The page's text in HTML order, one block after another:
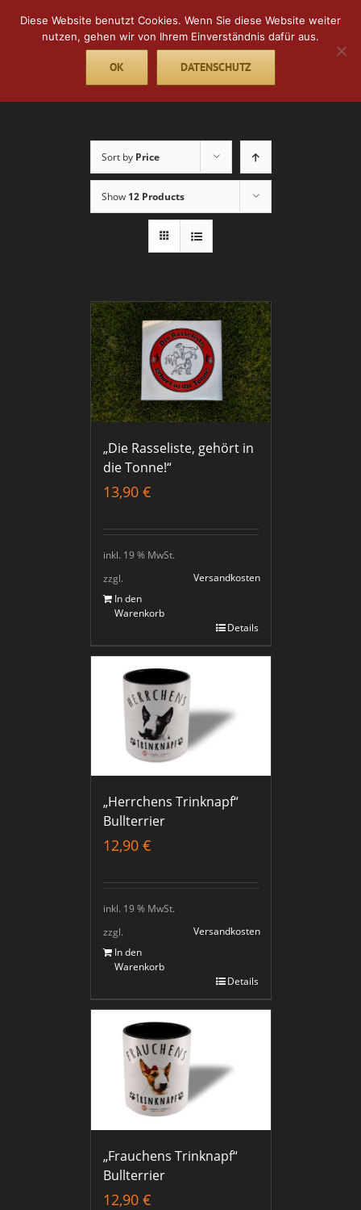
Sort by Price
Show 12 Products
„Die Rasseliste, gehört in
die Tonne!“
13,90 €
inkl. 19 % MwSt.
zzgl.
Versandkosten
In den
Warenkorb
Details
„Herrchens Trinknapf“
Bullterrier
12,90 €
inkl. 19 % MwSt.
zzgl.
Versandkosten
In den
Warenkorb
Details
„Frauchens Trinknapf“
Bullterrier
12,90 €
Diese Website benutzt Cookies. Wenn Sie diese Website weiter
nutzen, gehen wir von Ihrem Einverständnis dafür aus.
OK DATENSCHUTZ